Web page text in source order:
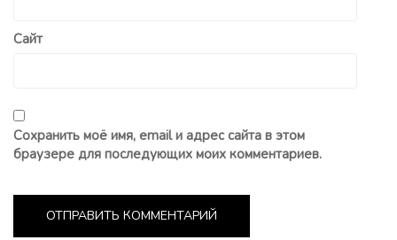
Сайт
Сохранить моё имя, email и адрес сайта в этом
браузере для последующих моих комментариев.